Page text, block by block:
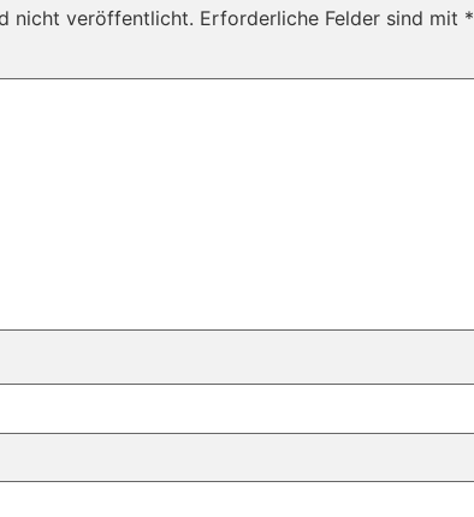
nicht veröffentlicht. Erforderliche Felder sind mit *